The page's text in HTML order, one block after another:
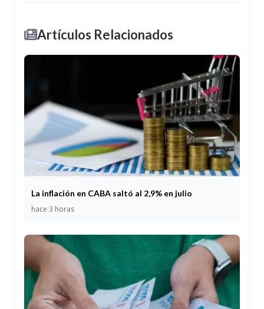
Artículos Relacionados
La inflación en CABA saltó al 2,9% en julio
hace 3 horas